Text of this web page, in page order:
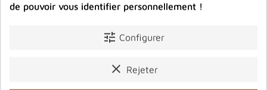
de pouvoir vous identifier personnellement !
tune Configurer
clear Rejeter